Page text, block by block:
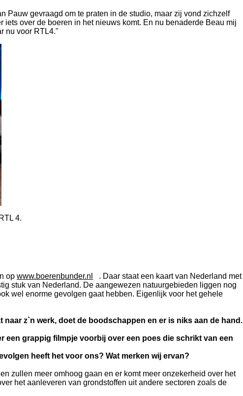
Pauw gevraagd om te praten in de studio, maar zij vond zichzelf
over de boeren in het nieuws komt. En nu benaderde Beau mij
nu voor RTL4."
4.
op www.boerenbunder.nl
. Daar staat een kaart van Nederland met
stuk van Nederland. De aangewezen natuurgebieden liggen nog
wel enorme gevolgen gaat hebben. Eigenlijk voor het gehele
z`n werk, doet de boodschappen en er is niks aan de hand.
een grappig filmpje voorbij over een poes die schrikt van een
heeft het voor ons? Wat merken wij ervan?
zullen meer omhoog gaan en er komt meer onzekerheid over het
het aanleveren van grondstoffen uit andere sectoren zoals de